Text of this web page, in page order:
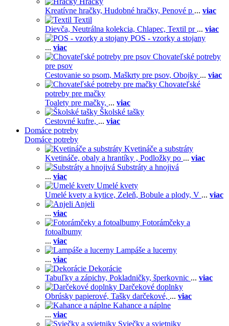
Kreatívne hračky, Hudobné hračky, Penové p ... viac
Textil
Dievča, Neutrálna kolekcia, Chlapec, Textil pr ... viac
POS - vzorky a stojany
... viac
Chovateľské potreby
pre psov
Cestovanie so psom, Maškrty pre psov, Obojky ... viac
Chovateľské
potreby pre mačky
Toalety pre mačky, ... viac
Školské tašky
Cestovné kufre, ... viac
Domáce potreby
Domáce potreby
Kvetináče a substráty
Kvetináče, obaly a hrantíky , Podložky po ... viac
Substráty a hnojivá
... viac
Umelé kvety
Umelé kvety a kytice, Zeleň, Bobule a plody, V ... viac
Anjeli
... viac
Fotorámčeky a
fotoalbumy
... viac
Lampáše a lucerny
... viac
Dekorácie
Tabuľky a zápichy, Pokladničky, šperkovnic ... viac
Darčekové doplnky
Obrúsky papierové, Tašky darčekové, ... viac
Kahance a náplne
... viac
Sviečky a svietniky